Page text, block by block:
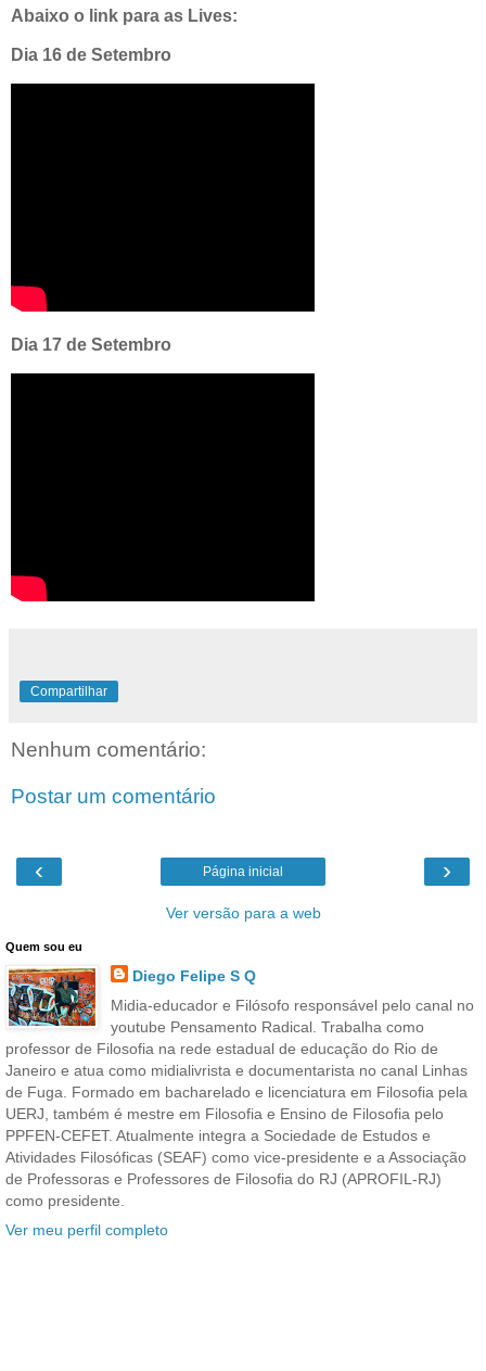
Abaixo o link para as Lives:
Dia 16 de Setembro
Dia 17 de Setembro
Compartilhar
Nenhum comentário:
Postar um comentário
‹ ›
Página inicial
Ver versão para a web
Quem sou eu
Diego Felipe S Q
Midia-educador e Filósofo responsável pelo canal no
youtube Pensamento Radical. Trabalha como
professor de Filosofia na rede estadual de educação do Rio de
Janeiro e atua como midialivrista e documentarista no canal Linhas
de Fuga. Formado em bacharelado e licenciatura em Filosofia pela
UERJ, também é mestre em Filosofia e Ensino de Filosofia pelo
PPFEN-CEFET. Atualmente integra a Sociedade de Estudos e
Atividades Filosóficas (SEAF) como vice-presidente e a Associação
de Professoras e Professores de Filosofia do RJ (APROFIL-RJ)
como presidente.
Ver meu perfil completo